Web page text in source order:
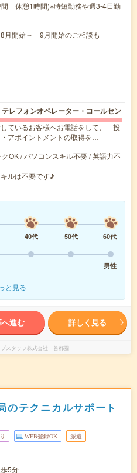
休憩1時間)※時短勤務や週3-4日勤
月開始～ 9月開始のご相談も
レフォンオペレーター・コールセン
ているお客様へお電話をして、 投
アポイントメントの取得を…
OK / パソコンスキル不要 / 英語力不
ルは不要です♪
40代 50代
60代
男性
と見る
へ進む 詳しく見る
スタッフ株式会社 首都圏
のテクニカルサポート
WEB登録OK 派遣
5分